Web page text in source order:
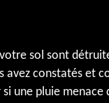
sol sont
avez constatés et
une pluie